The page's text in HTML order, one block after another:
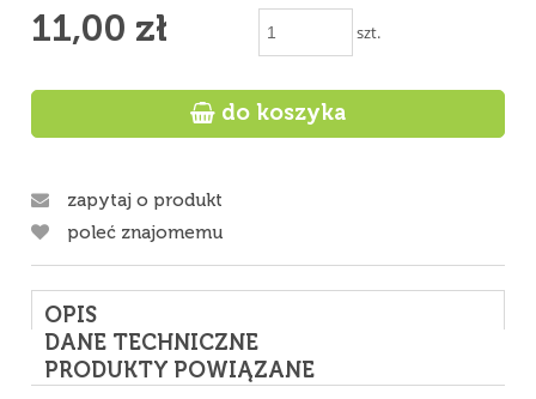
11,00 zł szt.
 do koszyka
zapytaj o produkt
poleć znajomemu
OPIS
DANE TECHNICZNE
PRODUKTY POWIĄZANE